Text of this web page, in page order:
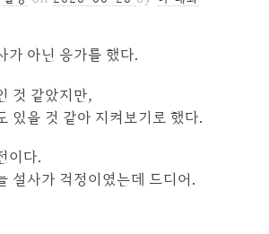
가 아닌 응가를 했다.
것 같았지만,
있을 것 같아 지켜보기로 했다.
이다.
설사가 걱정이였는데 드디어.